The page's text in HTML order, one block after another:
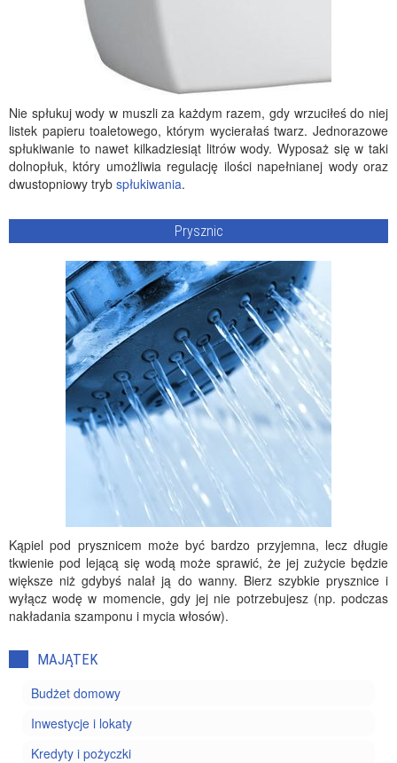
Nie spłukuj wody w muszli za każdym razem, gdy wrzuciłeś do niej
listek papieru toaletowego, którym wycierałaś twarz. Jednorazowe
spłukiwanie to nawet kilkadziesiąt litrów wody. Wyposaż się w taki
dolnopłuk, który umożliwia regulację ilości napełnianej wody oraz
dwustopniowy tryb spłukiwania.
Prysznic
Kąpiel pod prysznicem może być bardzo przyjemna, lecz długie
tkwienie pod lejącą się wodą może sprawić, że jej zużycie będzie
większe niż gdybyś nalał ją do wanny. Bierz szybkie prysznice i
wyłącz wodę w momencie, gdy jej nie potrzebujesz (np. podczas
nakładania szamponu i mycia włosów).
MAJĄTEK
Budżet domowy
Inwestycje i lokaty
Kredyty i pożyczki